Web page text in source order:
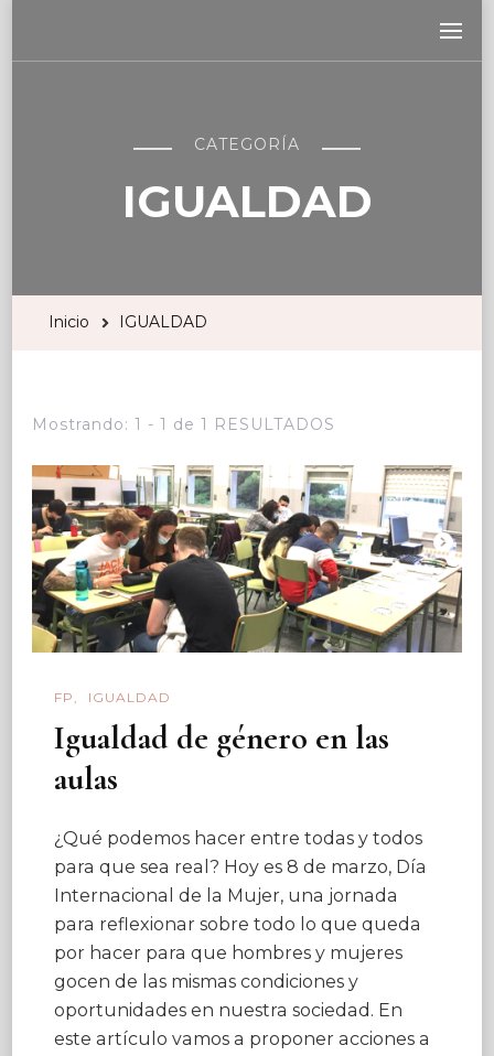
CATEGORÍA
IGUALDAD
Inicio IGUALDAD
Mostrando: 1 - 1 de 1 RESULTADOS
FP IGUALDAD
Igualdad de género en las
aulas
¿Qué podemos hacer entre todas y todos
para que sea real? Hoy es 8 de marzo, Día
Internacional de la Mujer, una jornada
para reflexionar sobre todo lo que queda
por hacer para que hombres y mujeres
gocen de las mismas condiciones y
oportunidades en nuestra sociedad. En
este artículo vamos a proponer acciones a